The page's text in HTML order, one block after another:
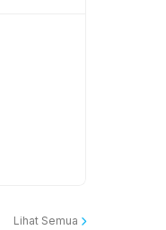
Lihat Semua